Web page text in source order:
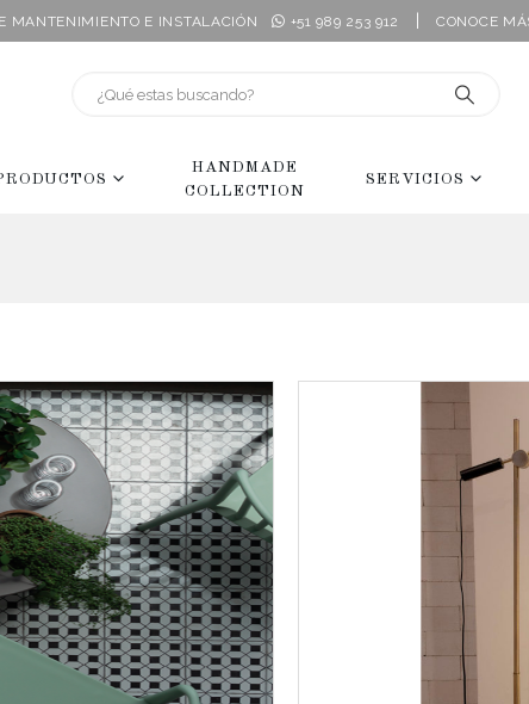
MANTENIMIENTO E INSTALACIÓN +51 989 253 912 CONOCE
HANDMADE
COLLECTION
SERVICIOS